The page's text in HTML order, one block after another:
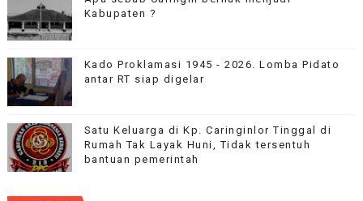
Kabupaten ?
Kado Proklamasi 1945 - 2026. Lomba Pidato
antar RT siap digelar
Satu Keluarga di Kp. Caringinlor Tinggal di
Rumah Tak Layak Huni, Tidak tersentuh
bantuan pemerintah